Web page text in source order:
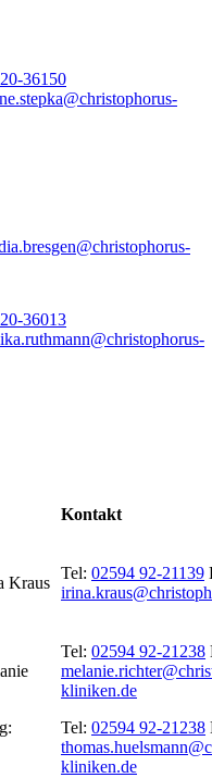
36150
36013
Kontakt
Kraus
Tel: 02594 92-21139
Tel: 02594 92-21238
kliniken.de
Tel: 02594 92-21238
kliniken.de